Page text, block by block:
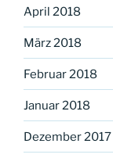
April 2018
März 2018
Februar 2018
Januar 2018
Dezember 2017